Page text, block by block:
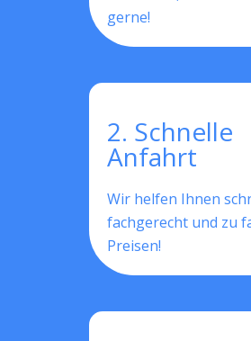
gerne!
2. Schnelle
Anfahrt
Wir helfen Ihnen
fachgerecht und zu
Preisen!